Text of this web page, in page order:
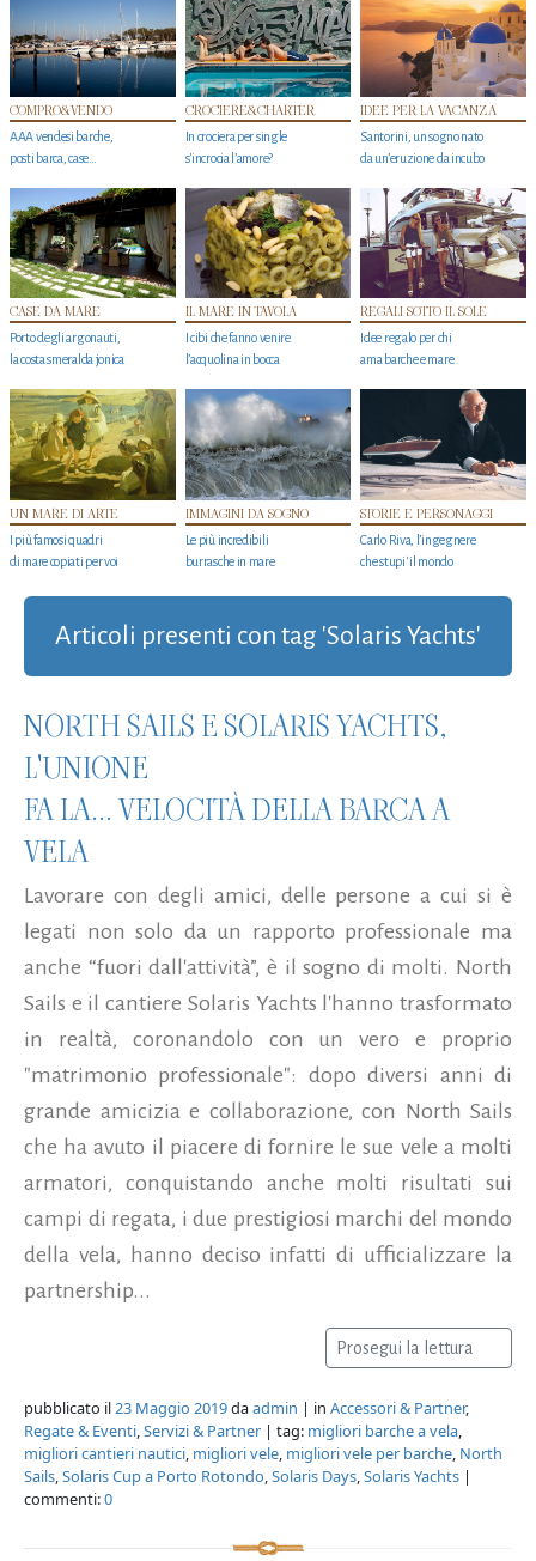
COMPRO&VENDO
AAA vendesi barche,
posti barca, case…
CROCIERE&CHARTER
In crociera per single
s'incrocia l’amore?
IDEE PER LA VACANZA
Santorini, un sogno nato
da un’eruzione da incubo
CASE DA MARE
Porto degli argonauti,
la costa smeralda jonica
IL MARE IN TAVOLA
I cibi che fanno venire
l’acquolina in bocca
REGALI SOTTO IL SOLE
Idee regalo per chi
ama barche e mare
UN MARE DI ARTE
I più famosi quadri
di mare copiati per voi
IMMAGINI DA SOGNO
Le più incredibili
burrasche in mare
STORIE E PERSONAGGI
Carlo Riva, l’ingegnere
che stupi' il mondo
Articoli presenti con tag 'Solaris Yachts'
NORTH SAILS E SOLARIS YACHTS,
L'UNIONE
FA LA... VELOCITÀ DELLA BARCA A
VELA
Lavorare con degli amici, delle persone a cui si è
legati non solo da un rapporto professionale ma
anche “fuori dall'attività”, è il sogno di molti. North
Sails e il cantiere Solaris Yachts l'hanno trasformato
in realtà, coronandolo con un vero e proprio
"matrimonio professionale": dopo diversi anni di
grande amicizia e collaborazione, con North Sails
che ha avuto il piacere di fornire le sue vele a molti
armatori, conquistando anche molti risultati sui
campi di regata, i due prestigiosi marchi del mondo
della vela, hanno deciso infatti di ufficializzare la
partnership...
Prosegui la lettura
pubblicato il23 Maggio 2019daadmin | in Accessori & Partner,
Regate & Eventi,Servizi & Partner | tag: migliori barche a vela,
migliori cantieri nautici, migliori vele, migliori vele per barche, North
Sails,Solaris Cup a Porto Rotondo,Solaris Days,Solaris Yachts |
commenti:0